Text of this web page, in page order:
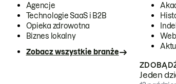
Agencje
Technologie SaaS i B2B
Opieka zdrowotna
Biznes lokalny
Zobacz wszystkie branże
Jeden